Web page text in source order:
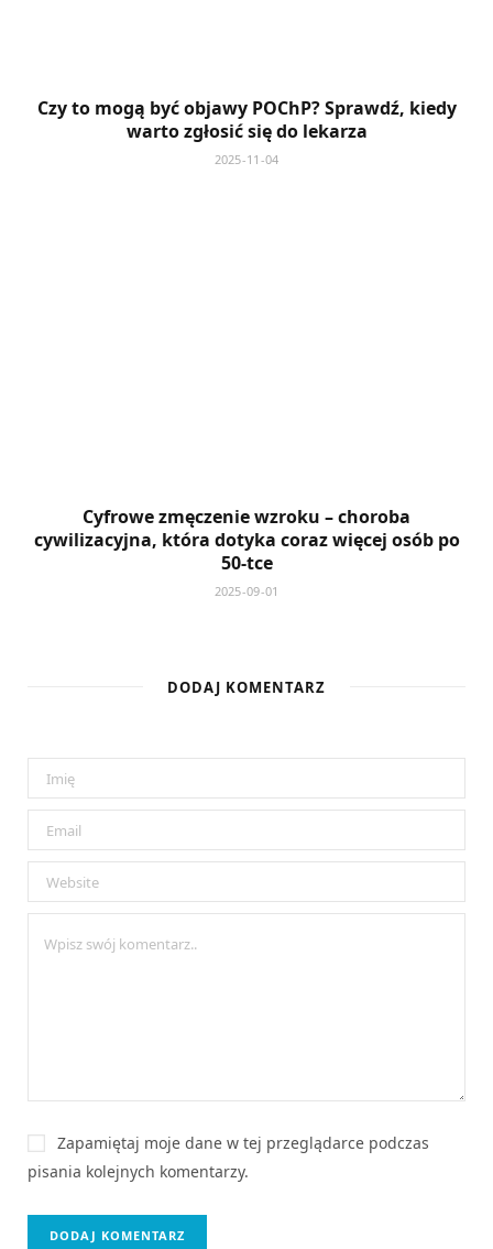
Czy to mogą być objawy POChP? Sprawdź, kiedy
warto zgłosić się do lekarza
2025-11-04
Cyfrowe zmęczenie wzroku – choroba
cywilizacyjna, która dotyka coraz więcej osób po
50-tce
2025-09-01
DODAJ KOMENTARZ
Zapamiętaj moje dane w tej przeglądarce podczas
pisania kolejnych komentarzy.